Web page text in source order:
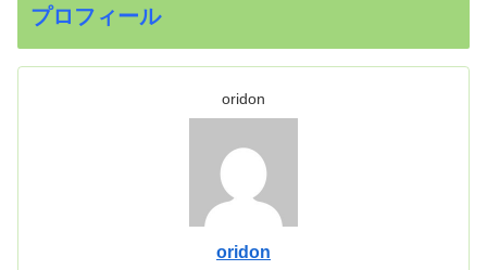
プロフィール
oridon
oridon